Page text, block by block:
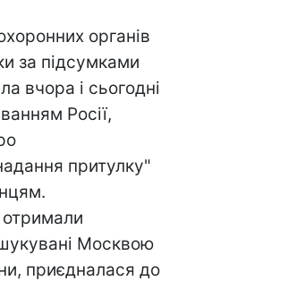
органів
за підсумками
вчора і сьогодні
Росії,
притулку"
отримали
Москвою
приєдналася до